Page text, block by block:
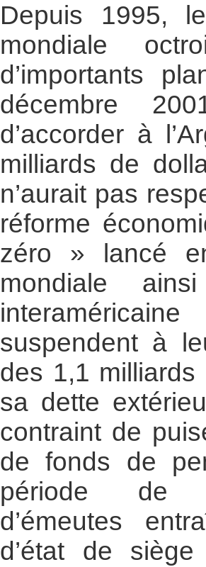
Depuis 1995,
mondiale
d’importants
décembre
d’accorder à
milliards de
n’aurait pas
réforme
zéro » lancé
mondiale
suspendent à
des 1,1
sa dette
contraint de
de fonds de
période de
d’émeutes
d’état de